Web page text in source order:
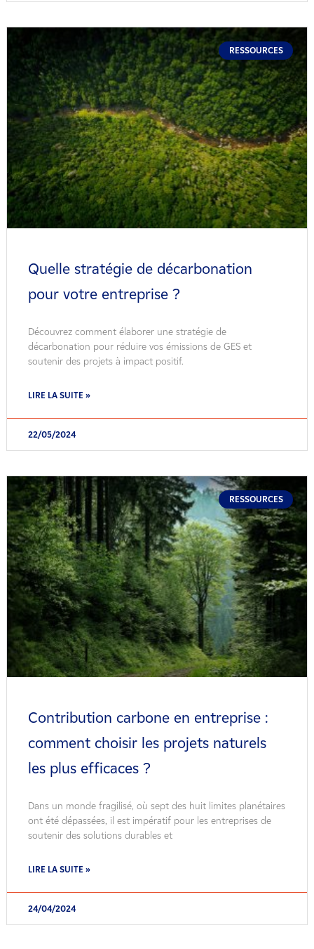
RESSOURCES
Quelle stratégie de décarbonation
pour votre entreprise ?
Découvrez comment élaborer une stratégie de
décarbonation pour réduire vos émissions de GES et
soutenir des projets à impact positif.
LIRE LA SUITE »
22/05/2024
RESSOURCES
Contribution carbone en entreprise :
comment choisir les projets naturels
les plus efficaces ?
Dans un monde fragilisé, où sept des huit limites planétaires
ont été dépassées, il est impératif pour les entreprises de
soutenir des solutions durables et
LIRE LA SUITE »
24/04/2024